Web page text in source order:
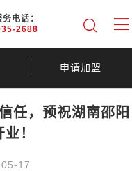
电话：
2688
申请加盟
任，预祝湖南邵阳
！
17